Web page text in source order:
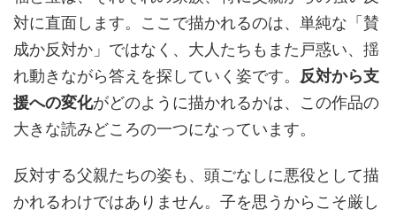
対に直面します。ここで描かれるのは、単純な「賛
成か反対か」ではなく、大人たちもまた戸惑い、揺
れ動きながら答えを探していく姿です。 反対から支
援への変化がどのように描かれるかは、この作品の
大きな読みどころの一つになっています。
反対する父親たちの姿も、頭ごなしに悪役として描
かれるわけではありません。子を思うからこそ厳し